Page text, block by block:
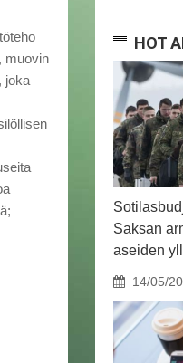
muovin
joka
HOT
Saksan
aseiden
14/05/